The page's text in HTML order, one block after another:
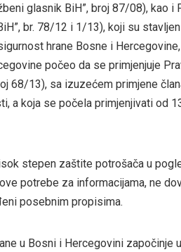
glasnik BiH”, broj 87/08), kao i
br. 78/12 i 1/13), koji su
hrane Bosne i
počeo da se primjenjuje
68/13), sa izuzećem primjene
a koja se počela primjenjivati od
stepen zaštite potrošača u
potrebe za informacijama, ne
posebnim propisima.
u Bosni i Hercegovini započinje